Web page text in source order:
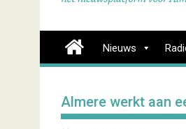
Nieuws
Almere werkt aan